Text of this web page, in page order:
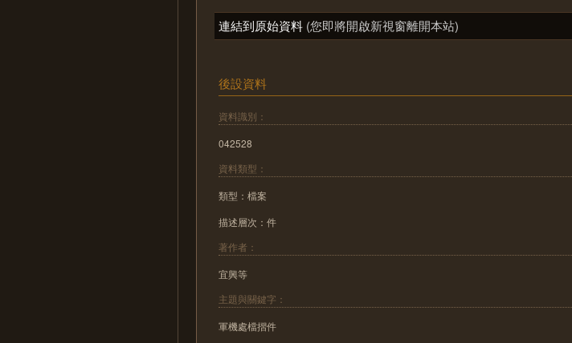
連結到原始資料 (您即將開啟新視窗離開本站)
後設資料
資料識別：
042528
資料類型：
類型：檔案
描述層次：件
著作者：
宜興等
主題與關鍵字：
軍機處檔摺件